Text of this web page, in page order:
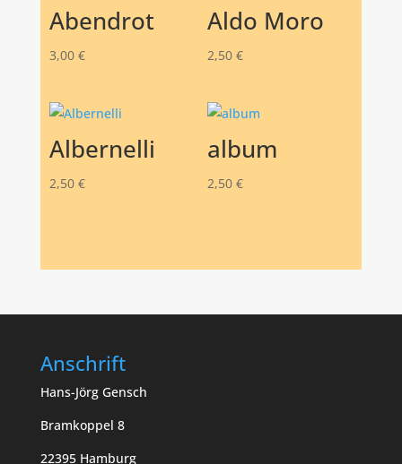
Abendrot
3,00 €
Aldo Moro
2,50 €
Albernelli
2,50 €
album
2,50 €
Anschrift
Hans-Jörg Gensch
Bramkoppel 8
22395 Hamburg